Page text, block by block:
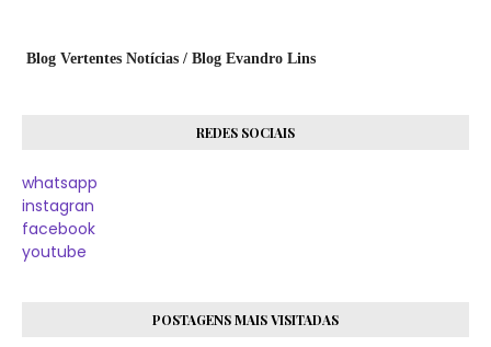
Blog Vertentes Notícias / Blog Evandro Lins
REDES SOCIAIS
whatsapp
instagran
facebook
youtube
POSTAGENS MAIS VISITADAS